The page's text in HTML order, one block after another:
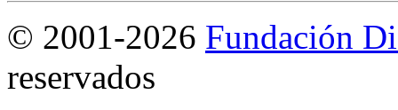
© 2001-2026 Fundación
reservados